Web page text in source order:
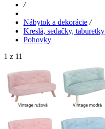
/
Nábytok a dekorácie /
Kreslá, sedačky, taburetky
Pohovky
1 z 11